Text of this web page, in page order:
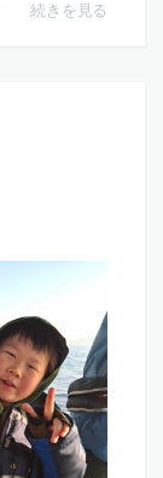
続きを見る